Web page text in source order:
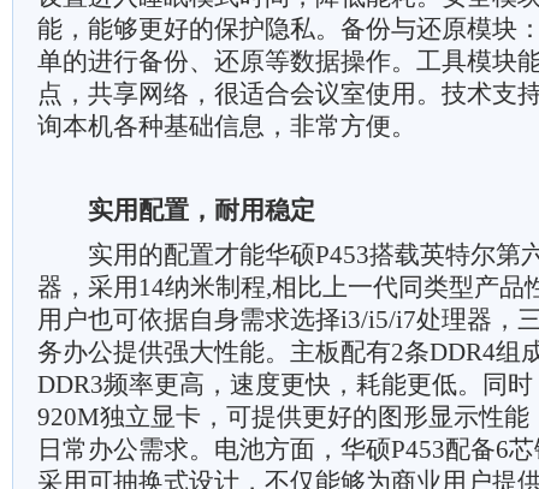
能，能够更好的保护隐私。备份与还原模块
单的进行备份、还原等数据操作。工具模块
点，共享网络，很适合会议室使用。技术支
询本机各种基础信息，非常方便。
实用配置，耐用稳定
实用的配置才能华硕P453搭载英特尔第
器，采用14纳米制程,相比上一代同类型产品
用户也可依据自身需求选择i3/i5/i7处理器，
务办公提供强大性能。主板配有2条DDR4组
DDR3频率更高，速度更快，耗能更低。同
920M独立显卡，可提供更好的图形显示性
日常办公需求。电池方面，华硕P453配备6
采用可抽换式设计，不仅能够为商业用户提